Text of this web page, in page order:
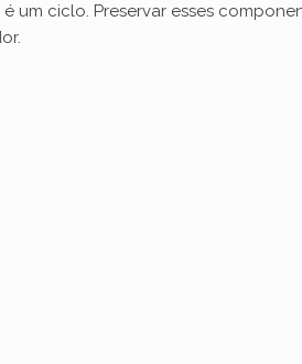
um ciclo. Preservar esses